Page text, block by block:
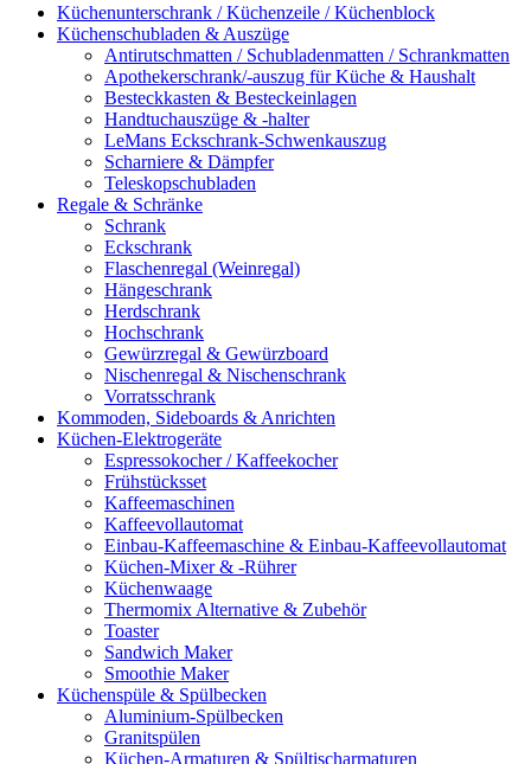
Küchenunterschrank / Küchenzeile / Küchenblock
Küchenschubladen & Auszüge
Antirutschmatten / Schubladenmatten / Schrankmatten
Apothekerschrank/-auszug für Küche & Haushalt
Besteckkasten & Besteckeinlagen
Handtuchauszüge & -halter
LeMans Eckschrank-Schwenkauszug
Scharniere & Dämpfer
Teleskopschubladen
Regale & Schränke
Schrank
Eckschrank
Flaschenregal (Weinregal)
Hängeschrank
Herdschrank
Hochschrank
Gewürzregal & Gewürzboard
Nischenregal & Nischenschrank
Vorratsschrank
Kommoden, Sideboards & Anrichten
Küchen-Elektrogeräte
Espressokocher / Kaffeekocher
Frühstücksset
Kaffeemaschinen
Kaffeevollautomat
Einbau-Kaffeemaschine & Einbau-Kaffeevollautomat
Küchen-Mixer & -Rührer
Küchenwaage
Thermomix Alternative & Zubehör
Toaster
Sandwich Maker
Smoothie Maker
Küchenspüle & Spülbecken
Aluminium-Spülbecken
Granitspülen
Küchen-Armaturen & Spültischarmaturen